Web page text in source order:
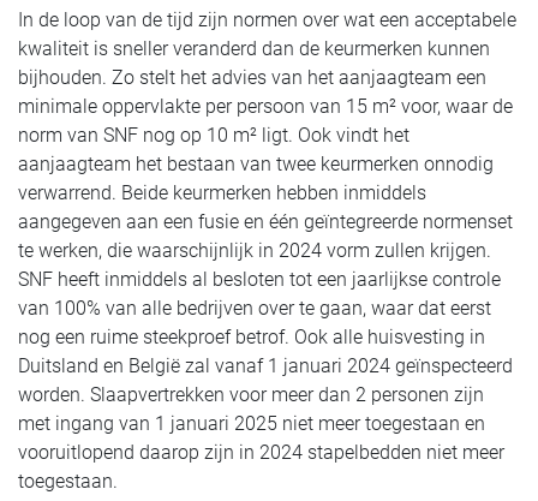
In de loop van de tijd zijn normen over wat een acceptabele
kwaliteit is sneller veranderd dan de keurmerken kunnen
bijhouden. Zo stelt het advies van het aanjaagteam een
minimale oppervlakte per persoon van 15 m² voor, waar de
norm van SNF nog op 10 m² ligt. Ook vindt het
aanjaagteam het bestaan van twee keurmerken onnodig
verwarrend. Beide keurmerken hebben inmiddels
aangegeven aan een fusie en één geïntegreerde normenset
te werken, die waarschijnlijk in 2024 vorm zullen krijgen.
SNF heeft inmiddels al besloten tot een jaarlijkse controle
van 100% van alle bedrijven over te gaan, waar dat eerst
nog een ruime steekproef betrof. Ook alle huisvesting in
Duitsland en België zal vanaf 1 januari 2024 geïnspecteerd
worden. Slaapvertrekken voor meer dan 2 personen zijn
met ingang van 1 januari 2025 niet meer toegestaan en
vooruitlopend daarop zijn in 2024 stapelbedden niet meer
toegestaan.